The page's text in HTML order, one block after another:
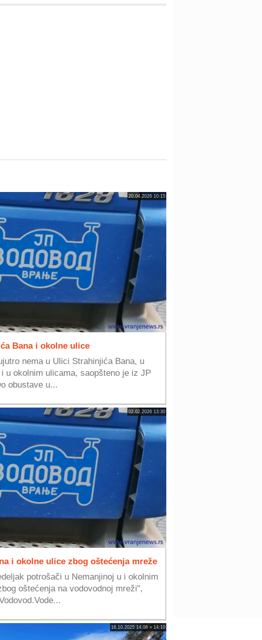
20.04.2026 10:15
Bana i okolne ulice
nema u Ulici Strahinjića Bana, u
u okolnim ulicama, saopšteno je iz JP
obustave u...
02.02.2026 13:30
i okolne ulice zbog oštećenja mreže
potrošači u Nemanjinoj u i okolnim
oštećenja na vodovodnoj mreži",
16.10.2025 14:08 » 14:10